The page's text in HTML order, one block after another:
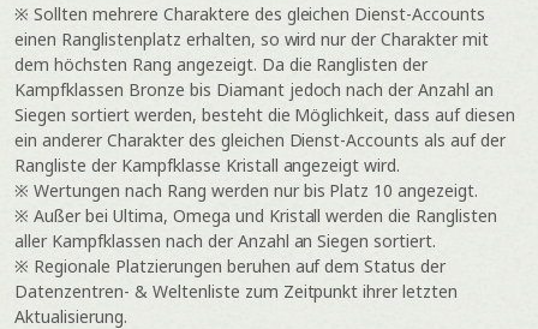
※ Sollten mehrere Charaktere des gleichen Dienst-Accounts
einen Ranglistenplatz erhalten, so wird nur der Charakter mit
dem höchsten Rang angezeigt. Da die Ranglisten der
Kampfklassen Bronze bis Diamant jedoch nach der Anzahl an
Siegen sortiert werden, besteht die Möglichkeit, dass auf diesen
ein anderer Charakter des gleichen Dienst-Accounts als auf der
Rangliste der Kampfklasse Kristall angezeigt wird.
※ Wertungen nach Rang werden nur bis Platz 10 angezeigt.
※ Außer bei Ultima, Omega und Kristall werden die Ranglisten
aller Kampfklassen nach der Anzahl an Siegen sortiert.
※ Regionale Platzierungen beruhen auf dem Status der
Datenzentren- & Weltenliste zum Zeitpunkt ihrer letzten
Aktualisierung.